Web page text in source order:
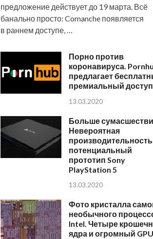
предложение действует до 19 марта. Всё
банально просто: Comanche появляется
в раннем доступе, …
Порно против
коронавируса.
предлагает
премиальный доступ
13.03.2020
Больше
Невероятная
потенциальный
прототип Sony
PlayStation 5
13.03.2020
Фото кристалла
необычного
Intel. Четыре
ядра и огромный GPU